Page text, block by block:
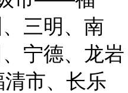
三明、南
宁德、龙岩
市、长乐